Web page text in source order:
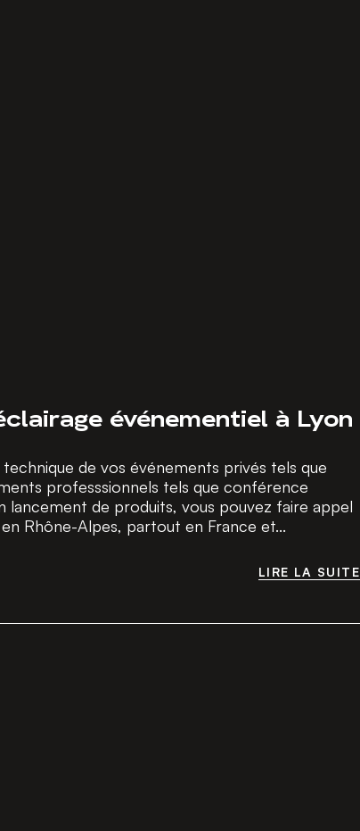
événementiel à Lyon
de vos événements privés tels que
professsionnels tels que conférence
lancement de produits, vous pouvez faire appel
Rhône-Alpes, partout en France et...
LIRE LA SUITE